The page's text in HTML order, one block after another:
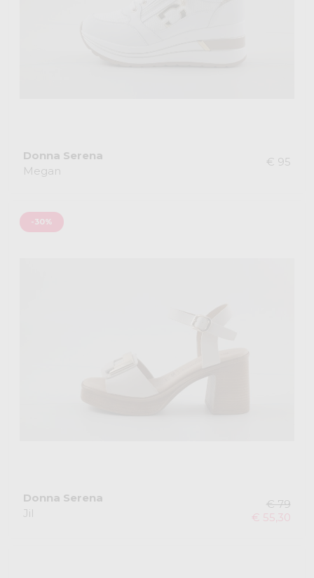
Donna Serena
Megan
€ 95
-30%
Donna Serena
Jil
€ 79
€ 55,30